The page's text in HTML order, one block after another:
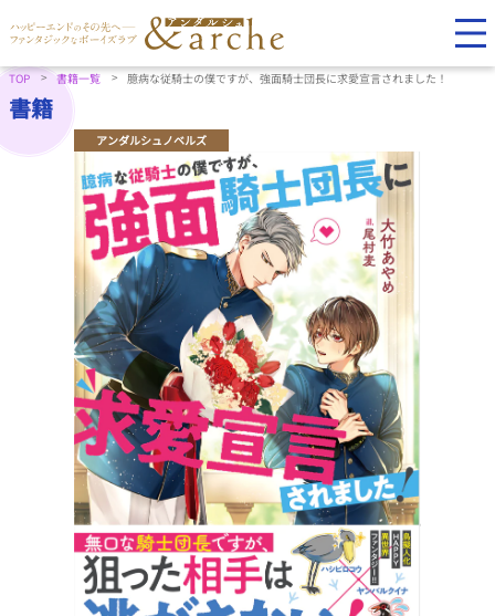
TOP 書籍一覧 臆病な従騎士の僕ですが、強面騎士団長に求愛宣言されました！
書籍
アンダルシュノベルズ